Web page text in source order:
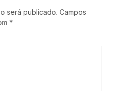
será publicado. Campos
*